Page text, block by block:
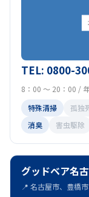
TEL: 0800-
8：00 ～ 20：00 /
特殊清掃
孤独
消臭
害虫駆除
グッドベア名
📍 名古屋市、豊橋